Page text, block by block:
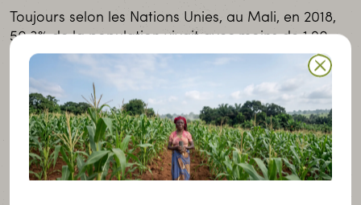
Toujours selon les Nations Unies, au Mali, en 2018,
50,3% de la population vivait avec moins de 1,90
dollar par jour et se trouvait donc en situation
d’extrême pauvreté. La pauvreté étant la première
cause de la faim.